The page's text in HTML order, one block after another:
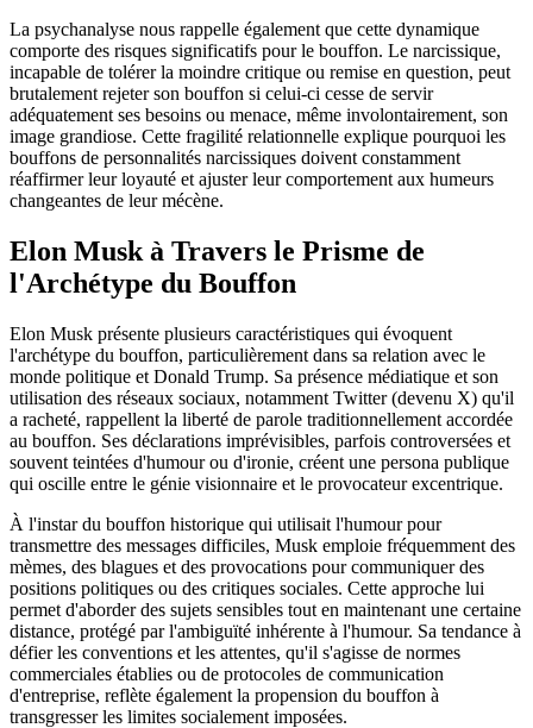
La psychanalyse nous rappelle également que cette dynamique
comporte des risques significatifs pour le bouffon. Le narcissique,
incapable de tolérer la moindre critique ou remise en question, peut
brutalement rejeter son bouffon si celui-ci cesse de servir
adéquatement ses besoins ou menace, même involontairement, son
image grandiose. Cette fragilité relationnelle explique pourquoi les
bouffons de personnalités narcissiques doivent constamment
réaffirmer leur loyauté et ajuster leur comportement aux humeurs
changeantes de leur mécène.
Elon Musk à Travers le Prisme de
l'Archétype du Bouffon
Elon Musk présente plusieurs caractéristiques qui évoquent
l'archétype du bouffon, particulièrement dans sa relation avec le
monde politique et Donald Trump. Sa présence médiatique et son
utilisation des réseaux sociaux, notamment Twitter (devenu X) qu'il
a racheté, rappellent la liberté de parole traditionnellement accordée
au bouffon. Ses déclarations imprévisibles, parfois controversées et
souvent teintées d'humour ou d'ironie, créent une persona publique
qui oscille entre le génie visionnaire et le provocateur excentrique.
À l'instar du bouffon historique qui utilisait l'humour pour
transmettre des messages difficiles, Musk emploie fréquemment des
mèmes, des blagues et des provocations pour communiquer des
positions politiques ou des critiques sociales. Cette approche lui
permet d'aborder des sujets sensibles tout en maintenant une certaine
distance, protégé par l'ambiguïté inhérente à l'humour. Sa tendance à
défier les conventions et les attentes, qu'il s'agisse de normes
commerciales établies ou de protocoles de communication
d'entreprise, reflète également la propension du bouffon à
transgresser les limites socialement imposées.